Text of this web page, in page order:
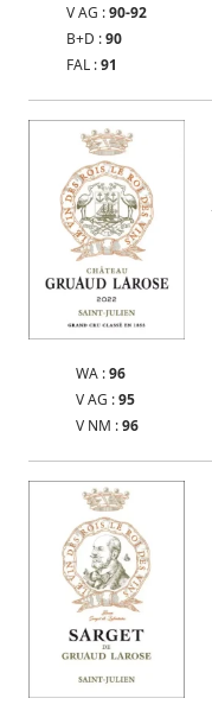
V AG :90-92
B+D :90
FAL :91
WA :96
V AG :95
V NM :96